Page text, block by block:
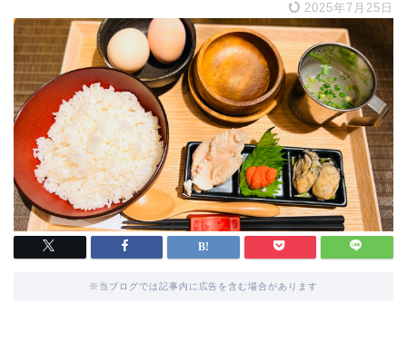
2025年7月25日
※当ブログでは記事内に広告を含む場合があります